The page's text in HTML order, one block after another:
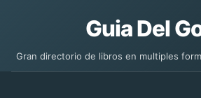
Guia Del
Gran directorio de libros en multiples